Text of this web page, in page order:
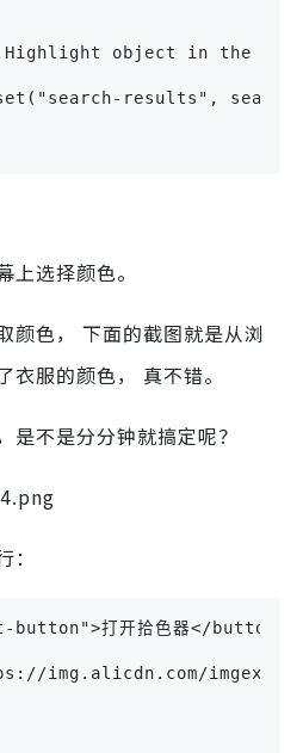
object in the
results",
选择颜色。
颜色， 下面的截图就是从浏
服的颜色， 真不错。
是不是分分钟就搞定呢？
打开拾色器</button>
img.alicdn.com/